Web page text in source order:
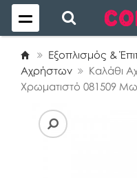
Εξοπλισμός &
Αχρήστων
Καλάθι
Χρωματιστό 081509